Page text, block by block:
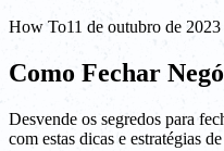
How To11 de outubro de 2023
Como Fechar
Desvende os segredos para
com estas dicas e estratégias